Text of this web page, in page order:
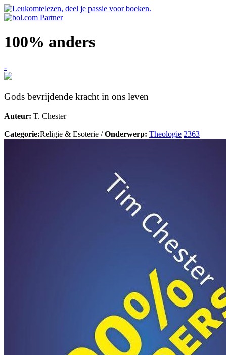
100% anders
-
Gods bevrijdende kracht in ons leven
Auteur: T. Chester
Categorie:Religie & Esoterie /Onderwerp: Theologie 2363